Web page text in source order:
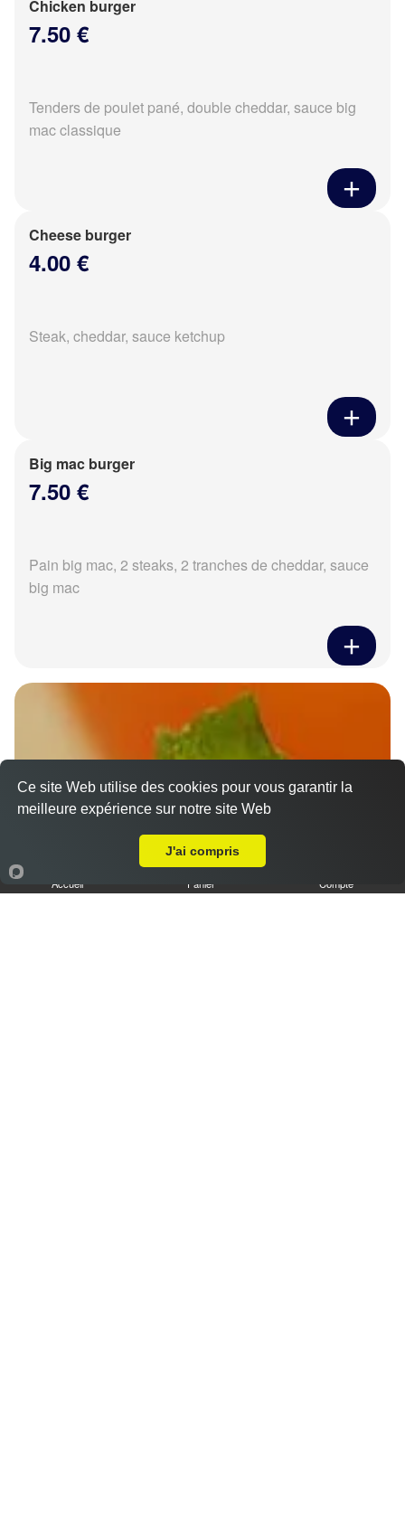
Chicken burger
7.50 €
Tenders de poulet pané, double cheddar, sauce big
mac classique
Cheese burger
4.00 €
Steak, cheddar, sauce ketchup
Big mac burger
7.50 €
Pain big mac, 2 steaks, 2 tranches de cheddar, sauce
big mac
Accueil Panier Compte
Ce site Web utilise des cookies pour vous garantir la
meilleure expérience sur notre site Web
J'ai compris